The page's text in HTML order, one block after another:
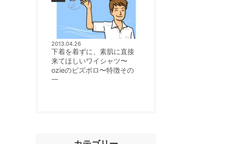
2013.04.26
下着を着ずに、素肌に直接
来てほしいワイシャツ〜
ozieのビズポロ〜特徴その
一